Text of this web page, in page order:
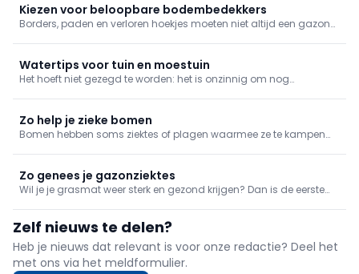
Kiezen voor beloopbare bodembedekkers
Borders, paden en verloren hoekjes moeten niet altijd een gazon
je kan toepassen en wanneer precies, leggen we je graag uit.
Watertips voor tuin en moestuin
Het hoeft niet gezegd te worden: het is onzinnig om nog
kijkt voor een systeem om regenwater op te vangen.
Zo help je zieke bomen
Bomen hebben soms ziektes of plagen waarmee ze te kampen
snel mogelijk in wanneer je bomen zich maar pips voelen.
Zo genees je gazonziektes
Wil je je grasmat weer sterk en gezond krijgen? Dan is de eerste
gazonziektes.
Zelf nieuws te delen?
Heb je nieuws dat relevant is voor onze redactie? Deel het
met ons via het meldformulier.